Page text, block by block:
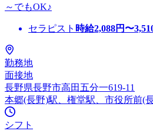
～でもOK♪
セラピスト 時給2,088円〜
勤務地
面接地
長野県長野市高田五分一619-11
本郷(長野)駅、権堂駅、市役所前(
シフト